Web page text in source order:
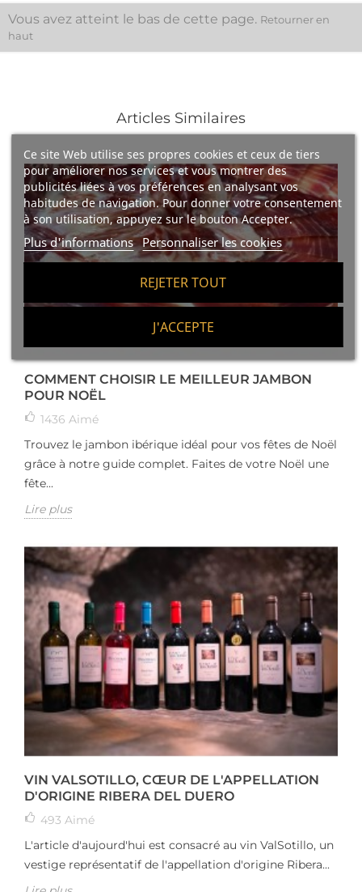
Ce site Web utilise ses propres cookies et ceux de tiers
pour améliorer nos services et vous montrer des
publicités liées à vos préférences en analysant vos
habitudes de navigation. Pour donner votre consentement
à son utilisation, appuyez sur le bouton Accepter.
Plus d'informations Personnaliser les cookies
REJETER TOUT
J'ACCEPTE
Vous avez atteint le bas de cette page. Retourner en
haut
Articles Similaires
COMMENT CHOISIR LE MEILLEUR JAMBON
POUR NOËL
1436 Aimé
Trouvez le jambon ibérique idéal pour vos fêtes de Noël
grâce à notre guide complet. Faites de votre Noël une
fête...
Lire plus
VIN VALSOTILLO, CŒUR DE L'APPELLATION
D'ORIGINE RIBERA DEL DUERO
493 Aimé
L'article d'aujourd'hui est consacré au vin ValSotillo, un
vestige représentatif de l'appellation d'origine Ribera...